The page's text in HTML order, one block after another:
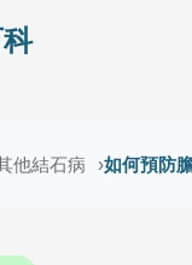
他結石病 如何預防